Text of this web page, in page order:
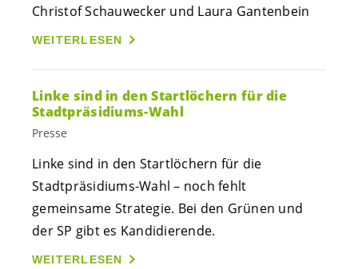
Christof Schauwecker und Laura Gantenbein
WEITERLESEN
Linke sind in den Startlöchern für die
Stadtpräsidiums-Wahl
Presse
Linke sind in den Startlöchern für die
Stadtpräsidiums-Wahl – noch fehlt
gemeinsame Strategie. Bei den Grünen und
der SP gibt es Kandidierende.
WEITERLESEN